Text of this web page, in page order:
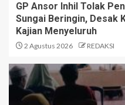
GP Ansor Inhil Tolak
Sungai Beringin, Desak
Kajian Menyeluruh
2 Agustus 2026 REDAKSI